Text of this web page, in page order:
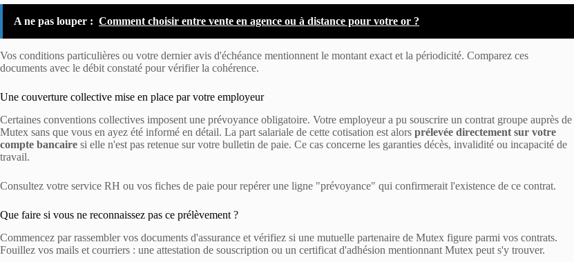
A ne pas louper : Comment choisir entre vente en agence ou à distance pour votre or ?
Vos conditions particulières ou votre dernier avis d'échéance mentionnent le montant exact et la périodicité. Comparez ces
documents avec le débit constaté pour vérifier la cohérence.
Une couverture collective mise en place par votre employeur
Certaines conventions collectives imposent une prévoyance obligatoire. Votre employeur a pu souscrire un contrat groupe auprès de
Mutex sans que vous en ayez été informé en détail. La part salariale de cette cotisation est alors prélevée directement sur votre
compte bancaire si elle n'est pas retenue sur votre bulletin de paie. Ce cas concerne les garanties décès, invalidité ou incapacité de
travail.
Consultez votre service RH ou vos fiches de paie pour repérer une ligne "prévoyance" qui confirmerait l'existence de ce contrat.
Que faire si vous ne reconnaissez pas ce prélèvement ?
Commencez par rassembler vos documents d'assurance et vérifiez si une mutuelle partenaire de Mutex figure parmi vos contrats.
Fouillez vos mails et courriers : une attestation de souscription ou un certificat d'adhésion mentionnant Mutex peut s'y trouver.